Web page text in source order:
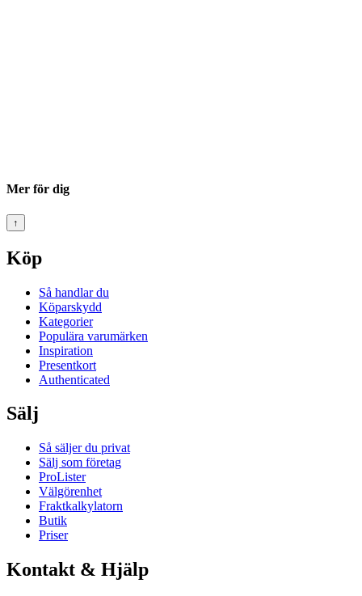
Mer för dig
↑
Köp
Så handlar du
Köparskydd
Kategorier
Populära varumärken
Inspiration
Presentkort
Authenticated
Sälj
Så säljer du privat
Sälj som företag
ProLister
Välgörenhet
Fraktkalkylatorn
Butik
Priser
Kontakt & Hjälp